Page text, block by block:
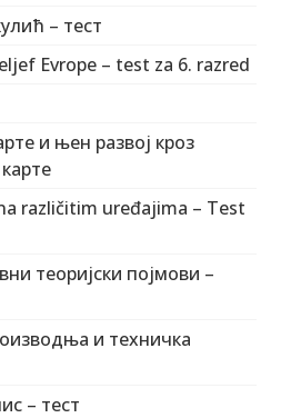
– тест
Evrope – test za 6. razred
и њен развој кроз
različitim uređajima – Test
теоријски појмови –
и техничка
– тест